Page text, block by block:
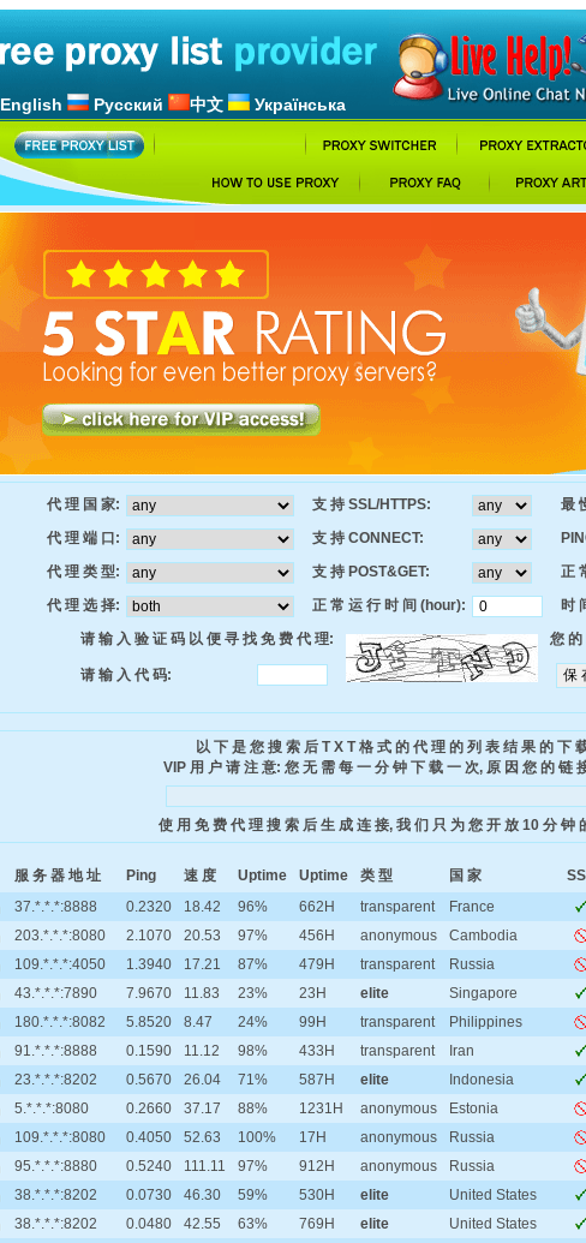
English Русский 中文 Українська
代 理 国 家: 支 持 SSL/HTTPS:
最
代 理 端 口:
支 持 CONNECT:
代 理 类 型:
支 持 POST&GET:
正
代 理 选 择:
正 常 运 行 时 间 (hour):
时
请 输 入 验 证 码 以 便 寻 找 免 费 代 理:
您 的
请 输 入 代 码:
以 下 是 您 搜 索 后 T X T 格 式 的 代 理 的 列 表 结 果 的 下
VIP 用 户 请 注 意: 您 无 需 每 一 分 钟 下 载 一 次, 原 因 您 的 链
使 用 免 费 代 理 搜 索 后 生 成 连 接, 我 们 只 为 您 开 放 10 分 钟
服 务 器 地 址 Ping 速 度 Uptime Uptime 类 型 国 家
37.*.*.*:8888
0.2320 18.42 96% 662H transparent France
203.*.*.*:8080
2.1070 20.53 97% 456H anonymous Cambodia
109.*.*.*:4050
1.3940 17.21 87% 479H transparent Russia
43.*.*.*:7890
7.9670 11.83 23% 23H elite Singapore
180.*.*.*:8082
5.8520 8.47 24% 99H transparent Philippines
91.*.*.*:8888
0.1590 11.12 98% 433H transparent Iran
23.*.*.*:8202
0.5670 26.04 71% 587H elite Indonesia
5.*.*.*:8080
0.2660 37.17 88% 1231H anonymous Estonia
109.*.*.*:8080
0.4050 52.63 100% 17H anonymous Russia
95.*.*.*:8880
0.5240 111.11 97% 912H anonymous Russia
38.*.*.*:8202
0.0730 46.30 59% 530H elite United States
38.*.*.*:8202
0.0480 42.55 63% 769H elite United States